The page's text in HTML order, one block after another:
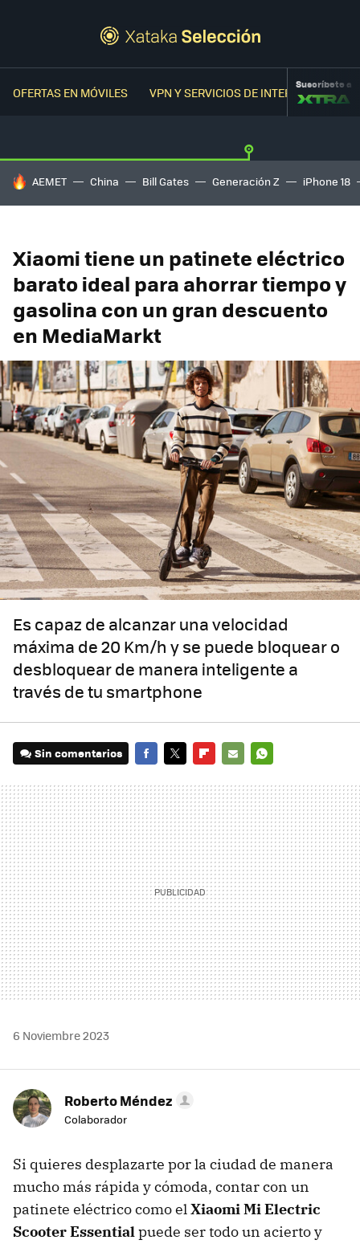
OFERTAS EN MÓVILES VPN Y SERVICIOS DE INTERNETSuscríbete a
HOY SE HABLA DE
AEMET China Bill Gates Generación Z iPhone 18
Xiaomi tiene un patinete eléctrico
barato ideal para ahorrar tiempo y
gasolina con un gran descuento
en MediaMarkt
Es capaz de alcanzar una velocidad
máxima de 20 Km/h y se puede bloquear o
desbloquear de manera inteligente a
través de tu smartphone
Sin comentarios
MAIL
6 Noviembre 2023
Roberto Méndez
Colaborador
Si quieres desplazarte por la ciudad de manera
mucho más rápida y cómoda, contar con un
patinete eléctrico como elXiaomi Mi Electric
Scooter Essentialpuede ser todo un acierto y